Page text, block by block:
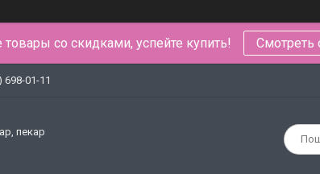
со скидками, успейте купить! Смотреть
698-01-11
пекар